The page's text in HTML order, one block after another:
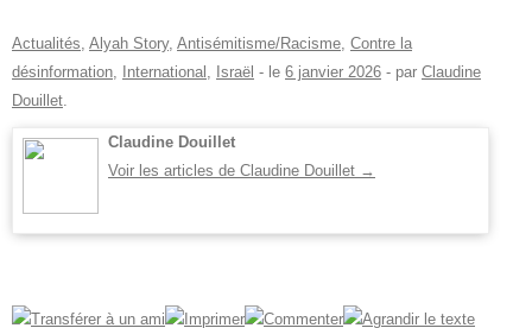
Actualités, Alyah Story, Antisémitisme/Racisme, Contre la
désinformation, International , Israël - le 6 janvier 2026 - par Claudine
Douillet.
Claudine Douillet
Voir les articles de Claudine Douillet →